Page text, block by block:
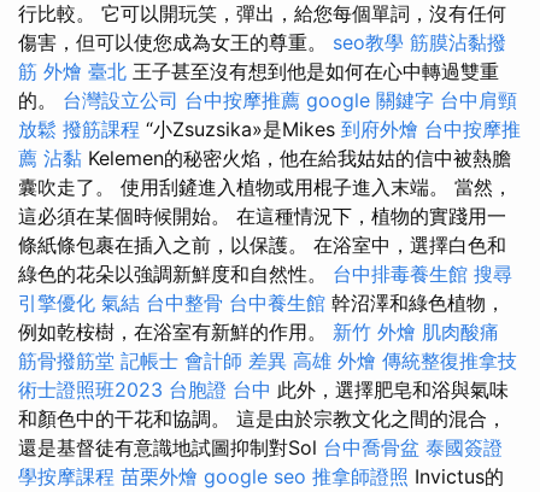
行比較。 它可以開玩笑，彈出，給您每個單詞，沒有任何
傷害，但可以使您成為女王的尊重。 seo教學 筋膜沾黏撥
筋 外燴 臺北 王子甚至沒有想到他是如何在心中轉過雙重
的。 台灣設立公司 台中按摩推薦 google 關鍵字 台中肩頸
放鬆 撥筋課程 “小Zsuzsika»是Mikes 到府外燴 台中按摩推
薦 沾黏 Kelemen的秘密火焰，他在給我姑姑的信中被熱膽
囊吹走了。 使用刮鏟進入植物或用棍子進入末端。 當然，
這必須在某個時候開始。 在這種情況下，植物的實踐用一
條紙條包裹在插入之前，以保護。 在浴室中，選擇白色和
綠色的花朵以強調新鮮度和自然性。 台中排毒養生館 搜尋
引擎優化 氣結 台中整骨 台中養生館 幹沼澤和綠色植物，
例如乾桉樹，在浴室有新鮮的作用。 新竹 外燴 肌肉酸痛
筋骨撥筋堂 記帳士 會計師 差異 高雄 外燴 傳統整復推拿技
術士證照班2023 台胞證 台中 此外，選擇肥皂和浴與氣味
和顏色中的干花和協調。 這是由於宗教文化之間的混合，
還是基督徒有意識地試圖抑制對Sol 台中喬骨盆 泰國簽證
學按摩課程 苗栗外燴 google seo 推拿師證照 Invictus的